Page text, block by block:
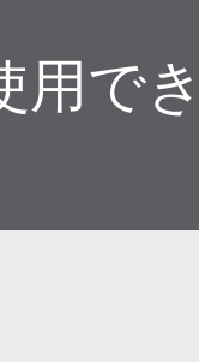
用で